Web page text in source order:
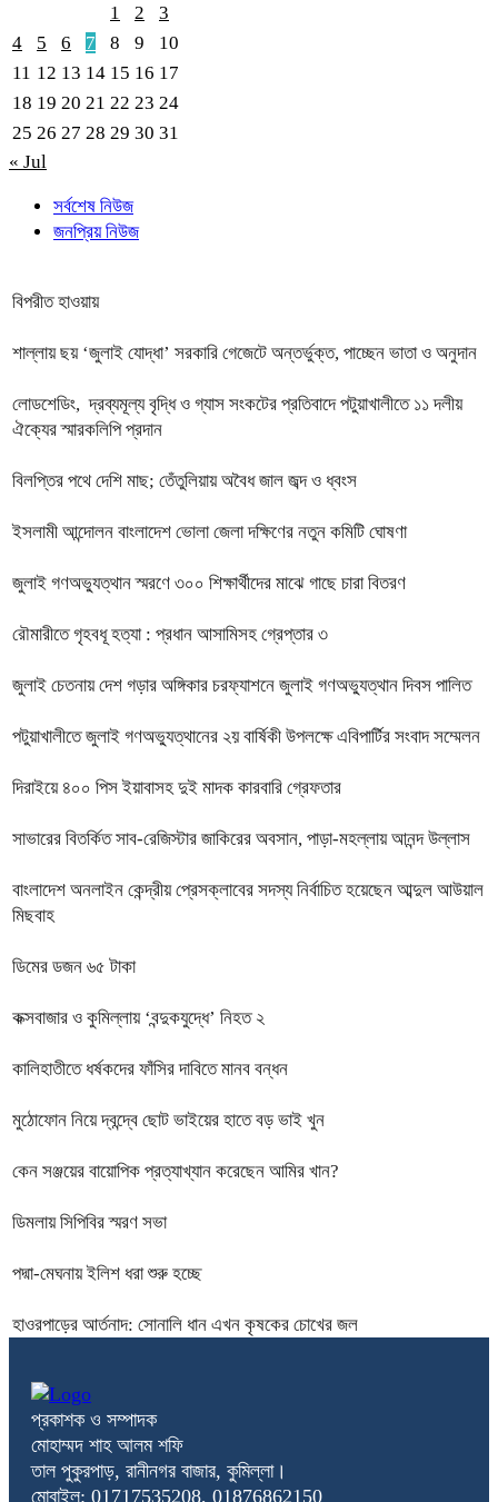
1
2
3
4
5 6 7 8 9
10
11 12 13 14 15 16 17
18 19 20 21 22 23 24
25 26 27 28 29 30 31
« Jul
সর্বশেষ নিউজ
জনপ্রিয় নিউজ
বিপরীত হাওয়ায়
শাল্লায় ছয় ‘জুলাই যোদ্ধা’ সরকারি গেজেটে অন্তর্ভুক্ত, পাচ্ছেন ভাতা ও অনুদান
লোডশেডিং, দ্রব্যমূল্য বৃদ্ধি ও গ্যাস সংকটের প্রতিবাদে পটুয়াখালীতে ১১ দলীয়
ঐক্যের স্মারকলিপি প্রদান
বিলপ্তির পথে দেশি মাছ; তেঁতুলিয়ায় অবৈধ জাল জব্দ ও ধ্বংস
ইসলামী আন্দোলন বাংলাদেশ ভোলা জেলা দক্ষিণের নতুন কমিটি ঘোষণা
জুলাই গণঅভ্যুত্থান স্মরণে ৩০০ শিক্ষার্থীদের মাঝে গাছে চারা বিতরণ
রৌমারীতে গৃহবধূ হত্যা : প্রধান আসামিসহ গ্রেপ্তার ৩
জুলাই চেতনায় দেশ গড়ার অঙ্গিকার চরফ্যাশনে জুলাই গণঅভ্যুত্থান দিবস পালিত
পটুয়াখালীতে জুলাই গণঅভ্যুত্থানের ২য় বার্ষিকী উপলক্ষে এবিপার্টির সংবাদ সম্মেলন
দিরাইয়ে ৪০০ পিস ইয়াবাসহ দুই মাদক কারবারি গ্রেফতার
সাভারের বিতর্কিত সাব-রেজিস্টার জাকিরের অবসান, পাড়া-মহল্লায় আনন্দ উল্লাস
বাংলাদেশ অনলাইন কেন্দ্রীয় প্রেসক্লাবের সদস্য নির্বাচিত হয়েছেন আব্দুল আউয়াল
মিছবাহ
ডিমের ডজন ৬৫ টাকা
কক্সবাজার ও কুমিল্লায় ‘বন্দুকযুদ্ধে’ নিহত ২
কালিহাতীতে ধর্ষকদের ফাঁসির দাবিতে মানব বন্ধন
মুঠোফোন নিয়ে দ্বন্দ্বে ছোট ভাইয়ের হাতে বড় ভাই খুন
কেন সঞ্জয়ের বায়োপিক প্রত্যাখ্যান করেছেন আমির খান?
ডিমলায় সিপিবির স্মরণ সভা
পদ্মা-মেঘনায় ইলিশ ধরা শুরু হচ্ছে
হাওরপাড়ের আর্তনাদ: সোনালি ধান এখন কৃষকের চোখের জল
প্রকাশক ও সম্পাদক
মোহাম্মদ শাহ আলম শফি
তাল পুকুরপাড়, রানীনগর বাজার, কুমিল্লা।
মোবাইল: 01717535208, 01876862150